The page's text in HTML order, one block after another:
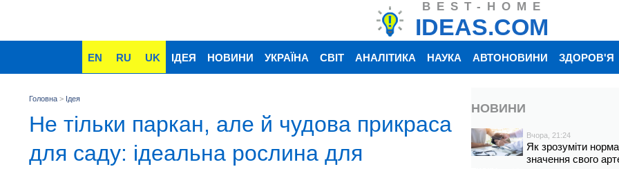
BEST-HOME
IDEAS.COM
EN RU UK ІДЕЯ НОВИНИ УКРАЇНА СВІТ АНАЛІТИКА НАУКА АВТОНОВИНИ ЗДОРОВ'Я
Головна > Ідея
Не тільки паркан, але й чудова прикраса
для саду: ідеальна рослина для
НОВИНИ
Вчора, 21:24
Як зрозуміти
значення свого